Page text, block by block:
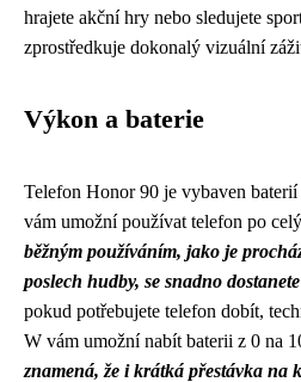
hrajete akční hry nebo sledujete
zprostředkuje dokonalý vizuální
Výkon a baterie
Telefon Honor 90 je vybaven
vám umožní používat telefon po
běžným používáním, jako je
poslech hudby, se snadno
pokud potřebujete telefon dobít,
W vám umožní nabít baterii z 0 na
znamená, že i krátká přestávka na